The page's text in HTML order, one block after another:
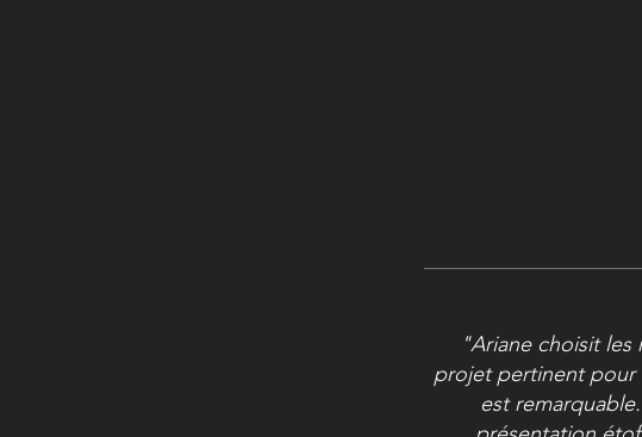
"Ariane choisit
projet pertinent pour
est